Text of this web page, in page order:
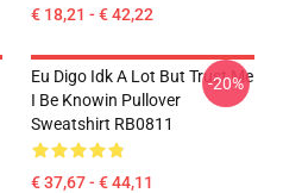
€ 18,21 - € 42,22
Eu Digo Idk A Lot But Trust Me
I Be Knowin Pullover
Sweatshirt RB0811
€ 37,67 - € 44,11
-20%